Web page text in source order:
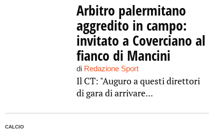
Arbitro palermitano
aggredito in campo:
invitato a Coverciano al
fianco di Mancini
di Redazione Sport
Il CT: "Auguro a questi direttori
di gara di arrivare...
CALCIO